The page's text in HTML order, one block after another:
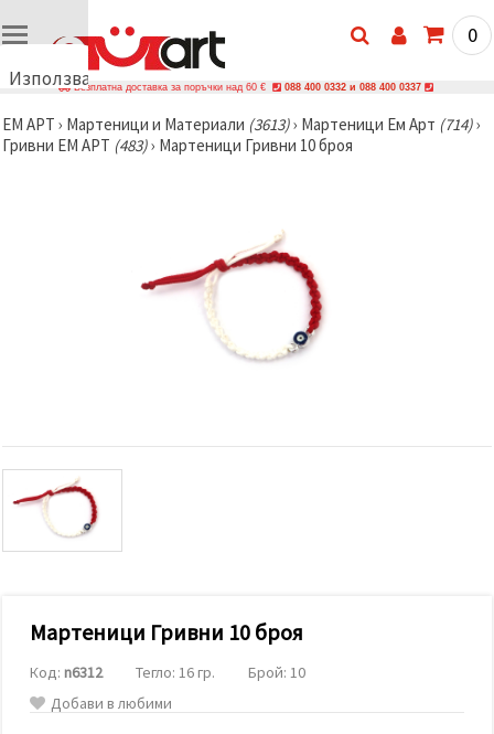
Използваме
🍪
Използваме
да
показваме
релевантно
съдържание
и реклами,
включително
за анализ
0
Безплатна доставка за поръчки над 60 € 088 400 0332 и 088 400 0337
ЕМ АРТ › Мартеници и Материали (3613)› Мартеници Ем Арт (714)›
Гривни ЕМ АРТ (483)› Мартеници Гривни 10 броя
Мартеници Гривни 10 броя
Код: n6312 Тегло: 16 гр.
Брой: 10
Добави в любими